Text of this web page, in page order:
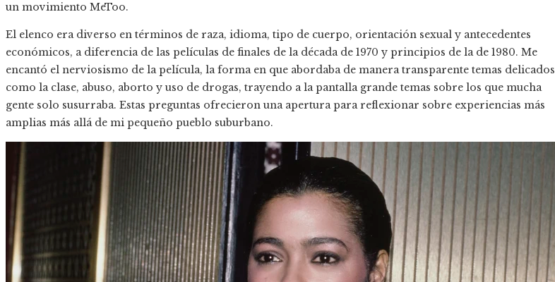
un movimiento MeToo.
El elenco era diverso en términos de raza, idioma, tipo de cuerpo, orientación sexual y antecedentes
económicos, a diferencia de las películas de finales de la década de 1970 y principios de la de 1980. Me
encantó el nerviosismo de la película, la forma en que abordaba de manera transparente temas delicados
como la clase, abuso, aborto y uso de drogas, trayendo a la pantalla grande temas sobre los que mucha
gente solo susurraba. Estas preguntas ofrecieron una apertura para reflexionar sobre experiencias más
amplias más allá de mi pequeño pueblo suburbano.